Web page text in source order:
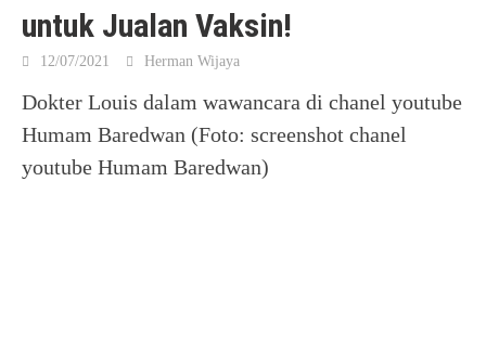
untuk Jualan Vaksin!
12/07/2021 Herman Wijaya
Dokter Louis dalam wawancara di chanel youtube
Humam Baredwan (Foto: screenshot chanel
youtube Humam Baredwan)